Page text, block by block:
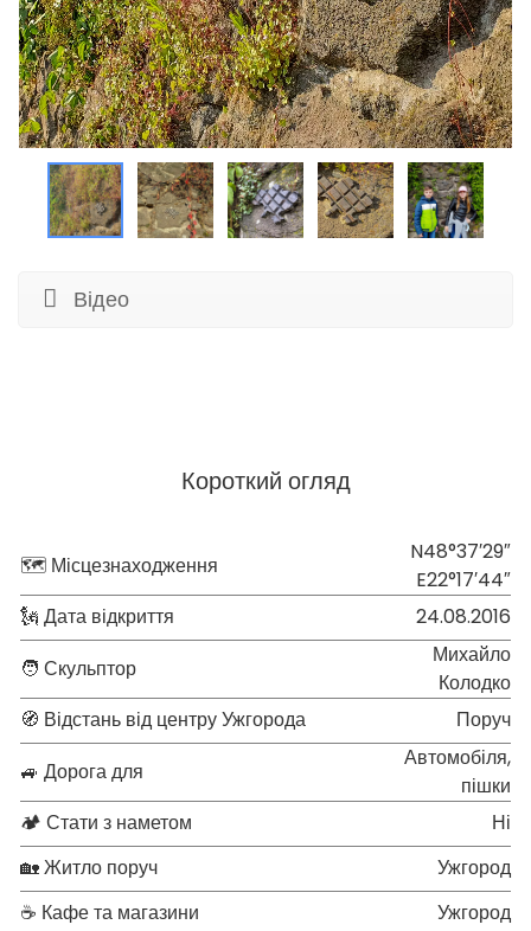
Відео
Короткий огляд
🗺 Місцезнаходження
N48°37′29″
E22°17′44″
🗽 Дата відкриття
24.08.2016
🧑 Скульптор
Михайло
Колодко
🧭 Відстань від центру Ужгорода
Поруч
🚙 Дорога для
Автомобіля,
пішки
🏕 Стати з наметом
Ні
🏡 Житло поруч
Ужгород
☕ Кафе та магазини
Ужгород